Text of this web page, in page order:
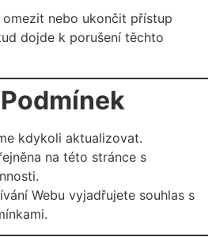
nebo ukončit přístup
dojde k porušení těchto
kdykoli aktualizovat.
na této stránce s
Webu vyjadřujete souhlas s